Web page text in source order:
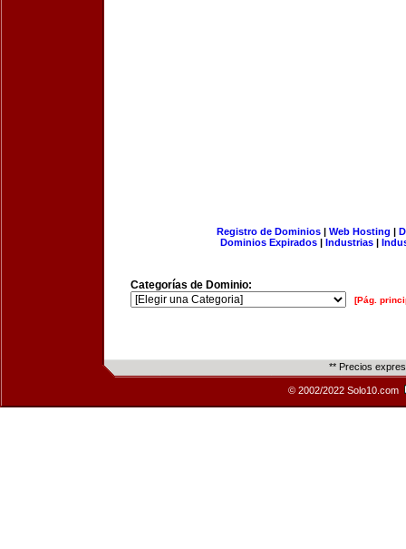
Registro de Dominios| Web Hosting |
Dominios Expirados | Industrias |
Categorías de Dominio:
[Pág.
** Precios
© 2002/2022 Solo10.com